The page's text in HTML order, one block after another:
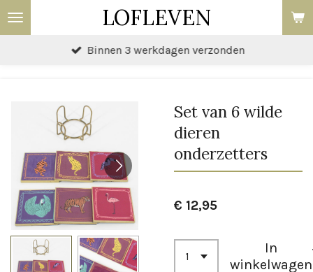
Ga
direct
LOFLEVEN
Binnen 3 werkdagen verzonden
Set van 6 wilde
dieren
onderzetters
€ 12,95
In
winkelwagen